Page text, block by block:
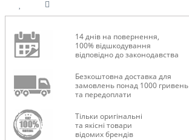
14 днів на повернення,
100% відшкодування
відповідно до законодавства
Безкоштовна доставка для
замовлень понад 1000 гривень
та передоплати
Тільки оригінальні
та якісні товари
відомих брендів